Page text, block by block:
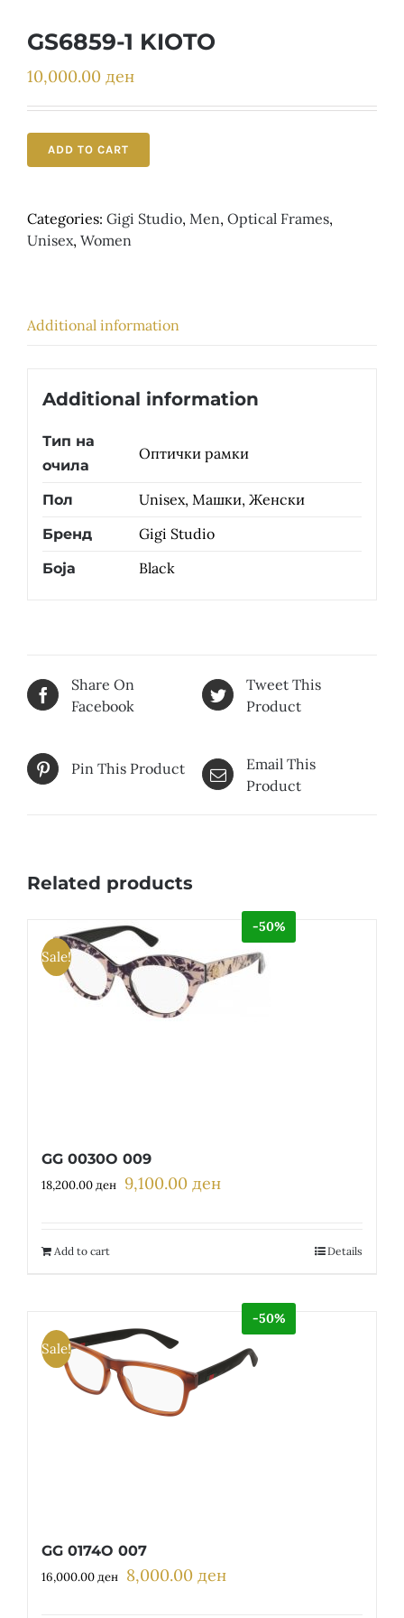
GS6859-1 KIOTO
10,000.00 ден
ADD TO CART
Categories: Gigi Studio, Men, Optical Frames,
Unisex, Women
Additional information
Additional information
Тип на
очила
Оптички рамки
Пол Unisex, Машки, Женски
Бренд Gigi Studio
Боја Black
Share On
Facebook
Tweet This
Product
Pin This Product
Email This
Product
Related products
Sale!
-50%
GG 0030O 009
18,200.00ден Original
9,100.00 денCurrent
Add to cart Details
Sale!
-50%
GG 0174O 007
16,000.00ден Original
8,000.00 денCurrent